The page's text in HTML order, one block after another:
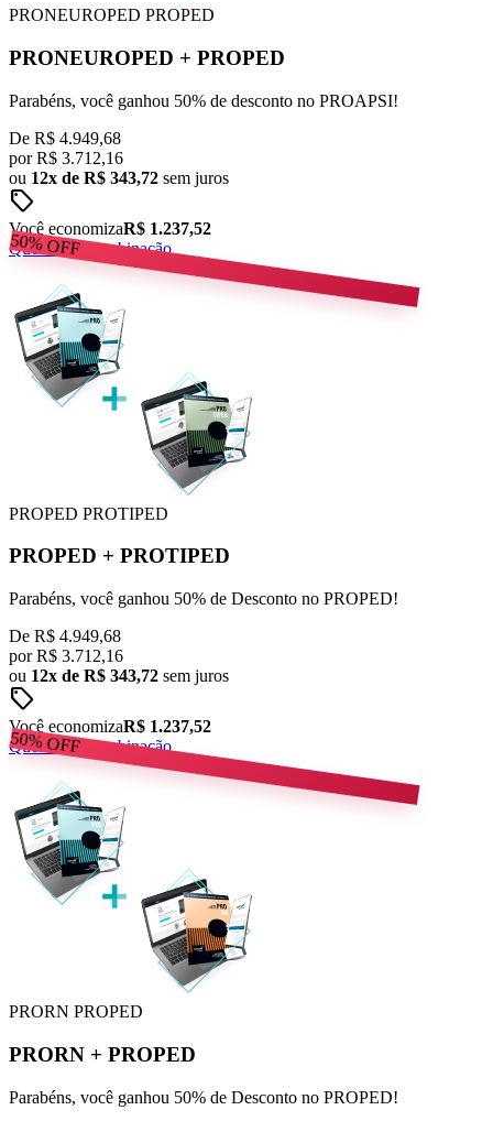
PRONEUROPED PROPED
PRONEUROPED + PROPED
Parabéns, você ganhou 50% de desconto no PROAPSI!
De R$ 4.949,68
por R$ 3.712,16
ou 12x de R$ 343,72 sem juros
sell
Você economizaR$ 1.237,52
Quero esta combinação
50%OFF
PROPED PROTIPED
PROPED + PROTIPED
Parabéns, você ganhou 50% de Desconto no PROPED!
De R$ 4.949,68
por R$ 3.712,16
ou 12x de R$ 343,72 sem juros
sell
Você economizaR$ 1.237,52
Quero esta combinação
50%OFF
PRORN PROPED
PRORN + PROPED
Parabéns, você ganhou 50% de Desconto no PROPED!